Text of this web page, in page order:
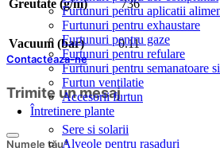
Furtunuri pentru aplicatii
Furtunuri pentru exhaustare
Furtunuri pentru gaze
Furtunuri pentru refulare
Furtunuri pentru semanatoare
Furtun ventilatie
Accesorii furtun
Întretinere plante
Sere si solarii
Alveole pentru rasaduri
Greutate (g/m) 736
Vacuum (bar) 0.11
Contacteaza-ne
Trimite un mesaj
Numele tău*